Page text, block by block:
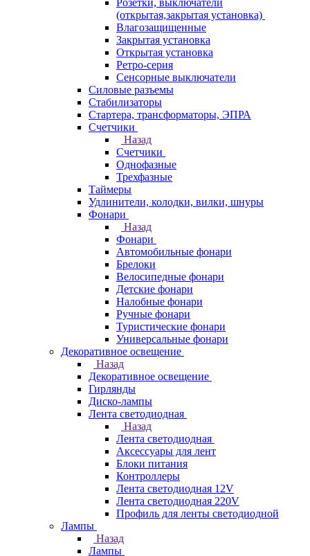
(открытая,закрытая установка)
Влагозащищенные
Закрытая установка
Открытая установка
Ретро-серия
Сенсорные выключатели
Силовые разъемы
Стабилизаторы
Стартера, трансформаторы, ЭПРА
Счетчики
Назад
Счетчики
Однофазные
Трехфазные
Таймеры
Удлинители, колодки, вилки, шнуры
Фонари
Назад
Фонари
Автомобильные фонари
Брелоки
Велосипедные фонари
Детские фонари
Налобные фонари
Ручные фонари
Туристические фонари
Универсальные фонари
Декоративное освещение
Назад
Декоративное освещение
Гирлянды
Диско-лампы
Лента светодиодная
Назад
Лента светодиодная
Аксессуары для лент
Блоки питания
Контроллеры
Лента светодиодная 12V
Лента светодиодная 220V
Профиль для ленты светодиодной
Лампы
Назад
Лампы